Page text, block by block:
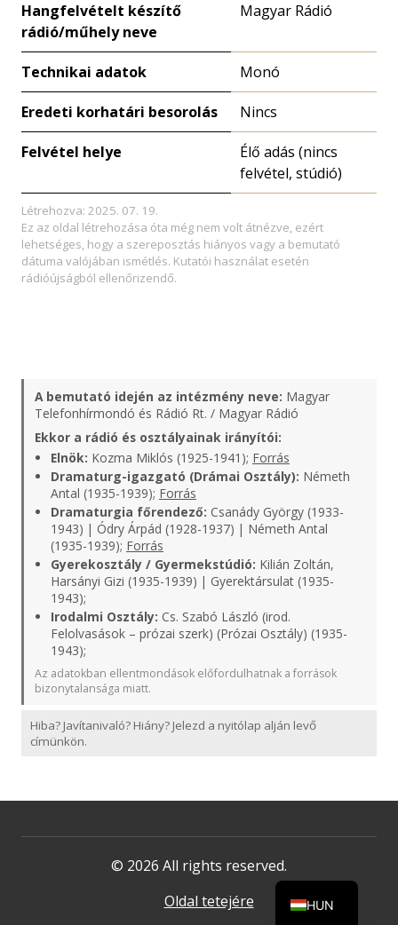
Hangfelvételt készítő
rádió/műhely neve
Magyar Rádió
Technikai adatok Monó
Eredeti korhatári besorolás Nincs
Felvétel helye
Élő adás (nincs
felvétel, stúdió)
Létrehozva: 2025. 07. 19.
Ez az oldal létrehozása óta még nem volt átnézve, ezért
lehetséges, hogy a szereposztás hiányos vagy a bemutató
dátuma valójában ismétlés. Kutatói használat esetén
rádióújságból ellenőrizendő.
A bemutató idején az intézmény neve: Magyar
Telefonhírmondó és Rádió Rt. / Magyar Rádió
Ekkor a rádió és osztályainak irányítói:
Elnök: Kozma Miklós (1925-1941); Forrás
Dramaturg-igazgató (Drámai Osztály): Németh
Antal (1935-1939); Forrás
Dramaturgia főrendező: Csanády György (1933-
1943) | Ódry Árpád (1928-1937) | Németh Antal
(1935-1939); Forrás
Gyerekosztály / Gyermekstúdió: Kilián Zoltán,
Harsányi Gizi (1935-1939) | Gyerektársulat (1935-
1943);
Irodalmi Osztály: Cs. Szabó László (irod.
Felolvasások – prózai szerk) (Prózai Osztály) (1935-
1943);
Az adatokban ellentmondások előfordulhatnak a források
bizonytalansága miatt.
Hiba? Javítanivaló? Hiány? Jelezd a nyitólap alján levő
címünkön.
© 2026 All rights reserved.
Oldal tetejére
HUN